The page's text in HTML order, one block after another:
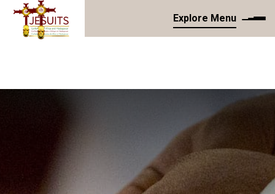
Explore Menu